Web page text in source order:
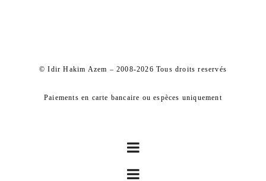
© Idir Hakim Azem – 2008-2026 Tous droits reservés
Paiements en carte bancaire ou espèces uniquement